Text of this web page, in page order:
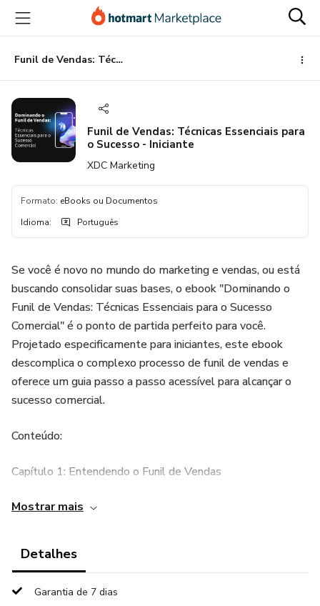
para
conteúdo
principal
para
pagamento
para
rodapé
Funil de Vendas: Técnicas Essenciais para o Sucesso - Iniciante
Funil de Vendas: Técnicas Essenciais para
o Sucesso - Iniciante
XDC Marketing
Formato: eBooks ou Documentos
Idioma: Português
Se você é novo no mundo do marketing e vendas, ou está
buscando consolidar suas bases, o ebook "Dominando o
Funil de Vendas: Técnicas Essenciais para o Sucesso
Comercial" é o ponto de partida perfeito para você.
Projetado especificamente para iniciantes, este ebook
descomplica o complexo processo de funil de vendas e
oferece um guia passo a passo acessível para alcançar o
sucesso comercial.
Conteúdo:
Capítulo 1: Entendendo o Funil de Vendas
O que é um funil de vendas e por que ele é crucial para o
As etapas do funil de vendas: topo, meio e fundo.
A jornada do cliente: conscientização, atenção e decisão.
Mostrar mais
Detalhes
Garantia de 7 dias